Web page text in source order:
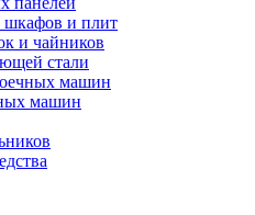
шкафов и плит
и чайников
стали
машин
машин